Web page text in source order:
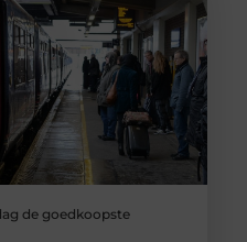
de goedkoopste